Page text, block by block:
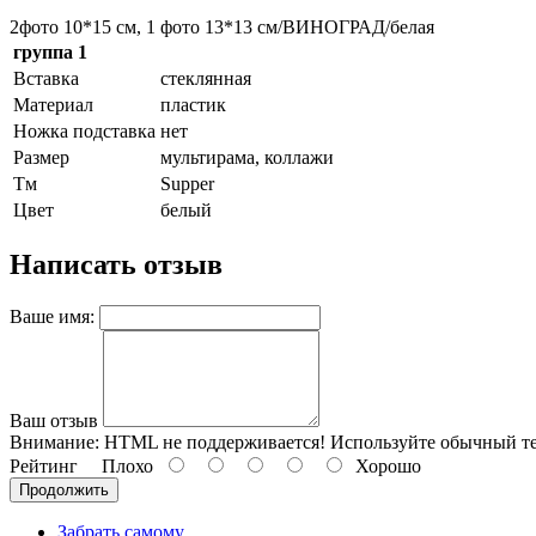
2фото 10*15 см, 1 фото 13*13 см/ВИНОГРАД/белая
группа 1
Вставка
стеклянная
Материал
пластик
Ножка подставка нет
Размер
мультирама, коллажи
Тм
Supper
Цвет
белый
Написать отзыв
Ваше имя:
Ваш отзыв
Внимание: HTML не поддерживается! Используйте обычный
Рейтинг Плохо Хорошо
Продолжить
Забрать самому